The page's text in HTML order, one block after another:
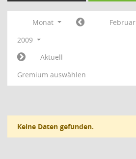
Monat
Februar
2009
Aktuell
Gremium auswählen
Keine Daten gefunden.